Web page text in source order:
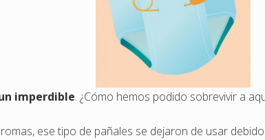
imperdible. ¿Cómo hemos podido sobrevivir a
ese tipo de pañales se dejaron de usar